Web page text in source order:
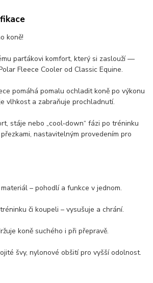
koně!
parťákovi komfort, který si zaslouží —
Fleece Cooler od Classic Equine.
pomáhá pomalu ochladit koně po výkonu
vlhkost a zabraňuje prochladnutí.
stáje nebo „cool‐down“ fázi po tréninku
nastavitelným provedením pro
– pohodlí a funkce v jednom.
či koupeli – vysušuje a chrání.
koně suchého i při přepravě.
švy, nylonové obšití pro vyšší odolnost.